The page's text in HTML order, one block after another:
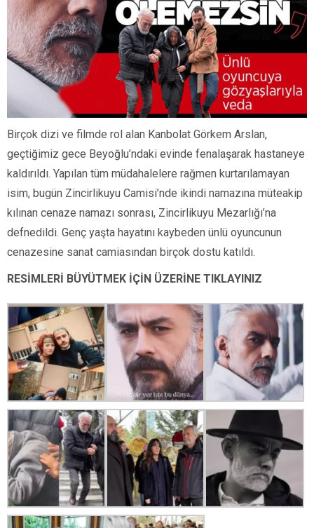
Birçok dizi ve filmde rol alan Kanbolat Görkem Arslan,
geçtiğimiz gece Beyoğlu’ndaki evinde fenalaşarak hastaneye
kaldırıldı. Yapılan tüm müdahalelere rağmen kurtarılamayan
isim, bugün Zincirlikuyu Camisi’nde ikindi namazına müteakip
kılınan cenaze namazı sonrası, Zincirlikuyu Mezarlığı’na
defnedildi. Genç yaşta hayatını kaybeden ünlü oyuncunun
cenazesine sanat camiasından birçok dostu katıldı.
RESİMLERİ BÜYÜTMEK İÇİN ÜZERİNE TIKLAYINIZ